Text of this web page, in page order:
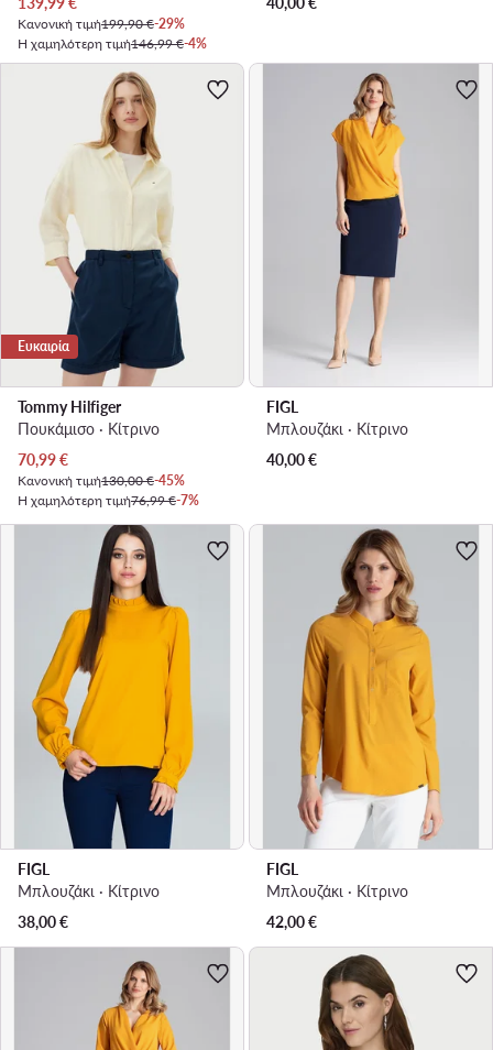
Κανονική τιμή199,90 €-29%
Η χαμηλότερη τιμή146,99 €-4%
Ευκαιρία
Tommy Hilfiger
Πουκάμισο · Κίτρινο
Τρέχουσα τιμή
70,99€
Κανονική τιμή130,00 €-45%
Η χαμηλότερη τιμή76,99 €-7%
FIGL
Μπλουζάκι · Κίτρινο
40,00€
FIGL
Μπλουζάκι · Κίτρινο
38,00€
FIGL
Μπλουζάκι · Κίτρινο
42,00€